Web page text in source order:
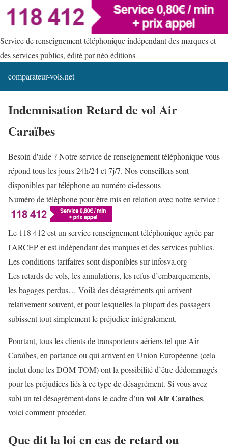
Service de renseignement téléphonique indépendant des marques et
des services publics, édité par néo éditions
comparateur-vols.net
Indemnisation Retard de vol Air
Caraïbes
Besoin d'aide ? Notre service de renseignement téléphonique vous
répond tous les jours 24h/24 et 7j/7. Nos conseillers sont
disponibles par téléphone au numéro ci-dessous
Numéro de téléphone pour être mis en relation avec notre service :
Le 118 412 est un service renseignement téléphonique agrée par
l'ARCEP et est indépendant des marques et des services publics.
Les conditions tarifaires sont disponibles sur infosva.org
Les retards de vols, les annulations, les refus d’embarquements,
les bagages perdus… Voilà des désagréments qui arrivent
relativement souvent, et pour lesquelles la plupart des passagers
subissent tout simplement le préjudice intégralement.
Pourtant, tous les clients de transporteurs aériens tel que Air
Caraïbes, en partance ou qui arrivent en Union Européenne (cela
inclut donc les DOM TOM) ont la possibilité d’être dédommagés
pour les préjudices liés à ce type de désagrément. Si vous avez
subi un tel désagrément dans le cadre d’un vol Air Caraibes,
voici comment procéder.
Que dit la loi en cas de retard ou